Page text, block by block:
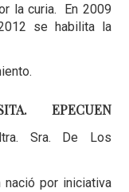
la curia. En 2009
se habilita la
EPECUEN
Sra. De Los
nació por iniciativa